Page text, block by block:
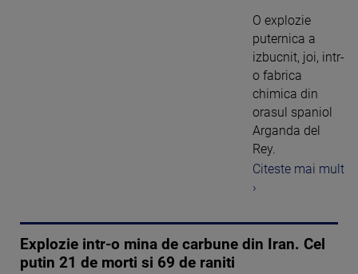
O explozie
puternica a
izbucnit, joi, intr-
o fabrica
chimica din
orasul spaniol
Arganda del
Rey.
Citeste mai mult
›
Explozie intr-o mina de carbune din Iran. Cel
putin 21 de morti si 69 de raniti